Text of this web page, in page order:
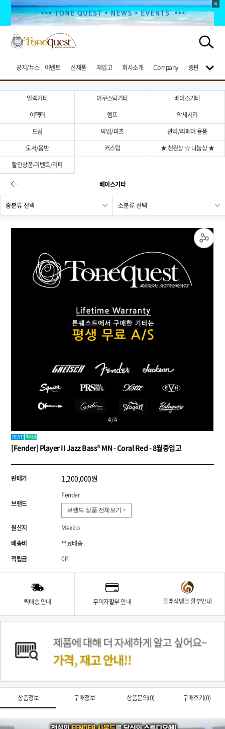
공지/뉴스 이벤트 신제품 재입고 회사소개 Company 총판브랜드
일렉기타 어쿠스틱기타
베이스기타
이펙터
엠프
악세서리
드럼
픽업/파츠
관리/리페어 용품
도서/음반
커스텀
★ 천원샵 ☆ 나눔샵 ★
할인상품-이벤트/리퍼
베이스기타
1/4
BEST 퀵배송
[Fender] Player II Jazz Bass® MN - Coral Red - 8월중입고
판매가 1,200,000원
브랜드
Fender
브랜드 상품 전체보기 >
원산지
Mexico
배송비
무료배송
적립금
0P
퀵배송 안내 무이자할부 안내 클래식뱅크 할부안내
상품정보 구매정보 상품문의(0) 구매후기(0)